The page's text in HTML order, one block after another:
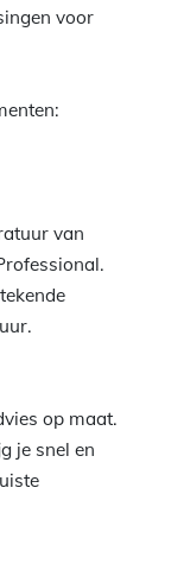
voor
van
op maat.
je snel en